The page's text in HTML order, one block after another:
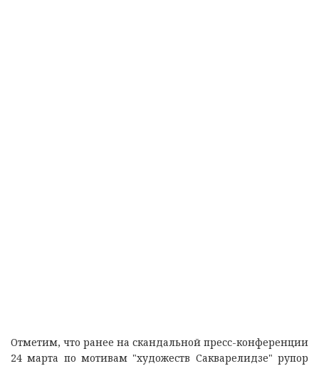
Отметим, что ранее на скандальной пресс-конференции
24 марта по мотивам "художеств Сакварелидзе" рупор